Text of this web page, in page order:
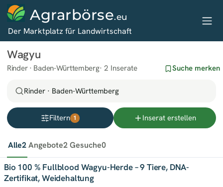
Agrarbörse.eu
Der Marktplatz für Landwirtschaft
Wagyu
Rinder · Baden-Württemberg 2 Inserate Suche merken
Rinder · Baden-Württemberg
Filtern 1 Inserat erstellen
Alle2Angebote2Gesuche0
Bio 100 % Fullblood Wagyu-Herde – 9 Tiere, DNA-
Zertifikat, Weidehaltung